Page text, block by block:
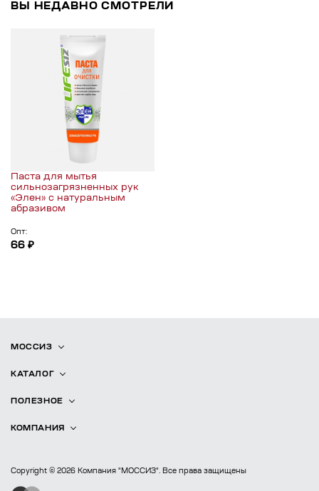
ВЫ НЕДАВНО СМОТРЕЛИ
Паста для мытья
сильнозагрязненных рук
«Элен» с натуральным
абразивом
Опт:
66 ₽
МОССИЗ
КАТАЛОГ
ПОЛЕЗНОЕ
КОМПАНИЯ
Copyright © 2026 Компания "МОССИЗ". Все права защищены